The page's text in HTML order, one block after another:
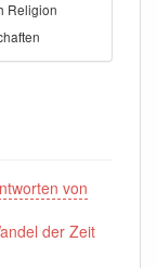
Religion
von
der Zeit